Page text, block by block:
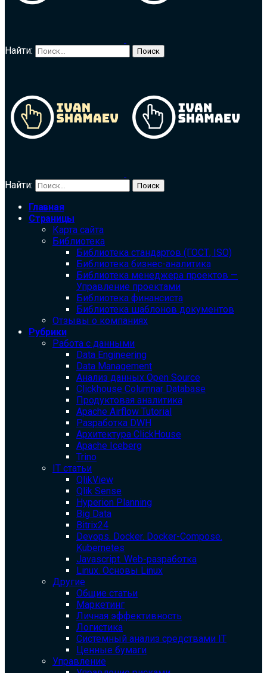
Найти:
Найти:
Главная
Страницы
Карта сайта
Библиотека
Библиотека cтандартов (ГОСТ, ISO)
Библиотека бизнес-аналитика
Библиотека менеджера проектов —
Управление проектами
Библиотека финансиста
Библиотека шаблонов документов
Отзывы о компаниях
Рубрики
Работа с данными
Data Engineering
Data Management
Анализ данных Open Source
Clickhouse Columnar Database
Продуктовая аналитика
Apache Airflow Tutorial
Разработка DWH
Архитектура ClickHouse
Apache Iceberg
Trino
IT статьи
QlikView
Qlik Sense
Hyperion Planning
Big Data
Bitrix24
Devops. Docker. Docker-Compose.
Kubernetes
Javascript. Web-разработка
Linux. Основы Linux
Другие
Общие статьи
Маркетинг
Личная эффективность
Логистика
Системный анализ средствами IT
Ценные бумаги
Управление